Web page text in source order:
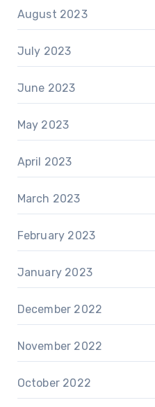
August 2023
July 2023
June 2023
May 2023
April 2023
March 2023
February 2023
January 2023
December 2022
November 2022
October 2022